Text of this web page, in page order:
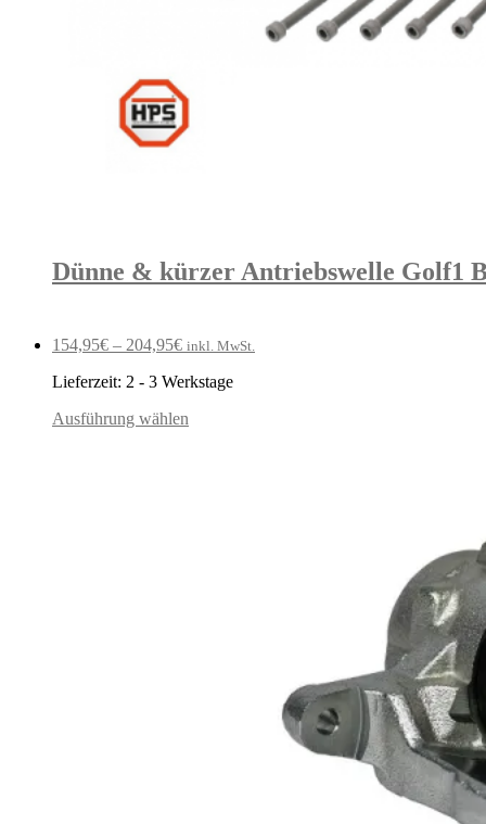
Dünne & kürzer Antriebswelle Golf1
154,95€ – 204,95€ inkl. MwSt.
Lieferzeit: 2 - 3 Werkstage
Ausführung wählen